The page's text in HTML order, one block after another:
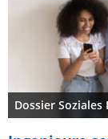
Dossier Soziales